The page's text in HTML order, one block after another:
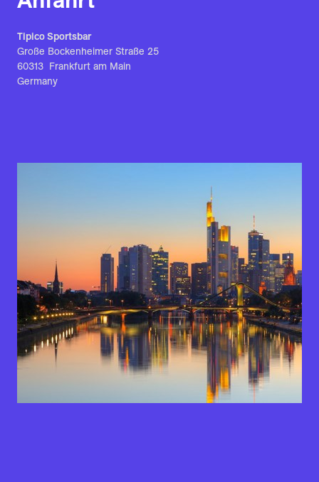
Tipico Sportsbar
Große Bockenheimer Straße 25
60313 Frankfurt am Main
Germany